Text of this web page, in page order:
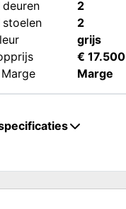
2
stoelen
2
grijs
€ 17.500
Marge